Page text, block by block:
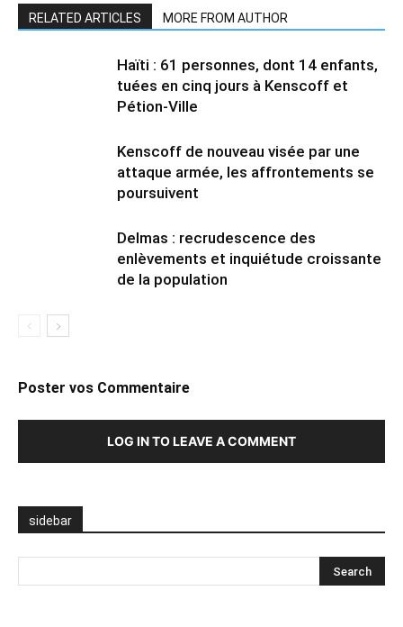
RELATED ARTICLES MORE FROM AUTHOR
Haïti : 61 personnes, dont 14 enfants,
tuées en cinq jours à Kenscoff et
Pétion-Ville
Kenscoff de nouveau visée par une
attaque armée, les affrontements se
poursuivent
Delmas : recrudescence des
enlèvements et inquiétude croissante
de la population
Poster vos Commentaire
LOG IN TO LEAVE A COMMENT
sidebar